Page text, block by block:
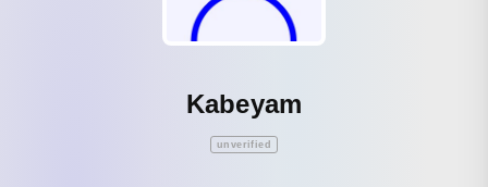
Kabeyam
unverified